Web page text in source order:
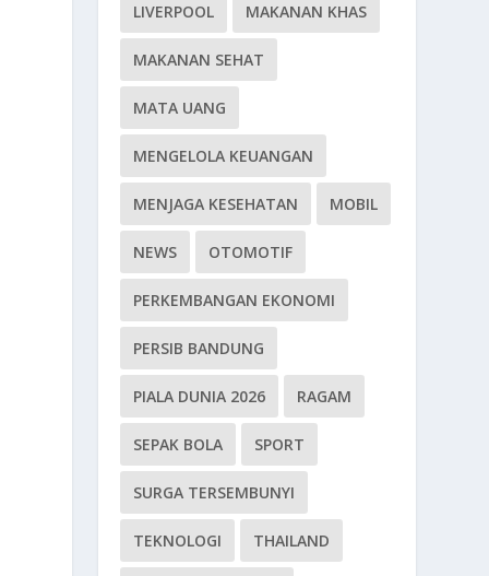
LIVERPOOL MAKANAN KHAS
MAKANAN SEHAT
MATA UANG
MENGELOLA KEUANGAN
MENJAGA KESEHATAN MOBIL
NEWS OTOMOTIF
PERKEMBANGAN EKONOMI
PERSIB BANDUNG
PIALA DUNIA 2026 RAGAM
SEPAK BOLA SPORT
SURGA TERSEMBUNYI
TEKNOLOGI THAILAND